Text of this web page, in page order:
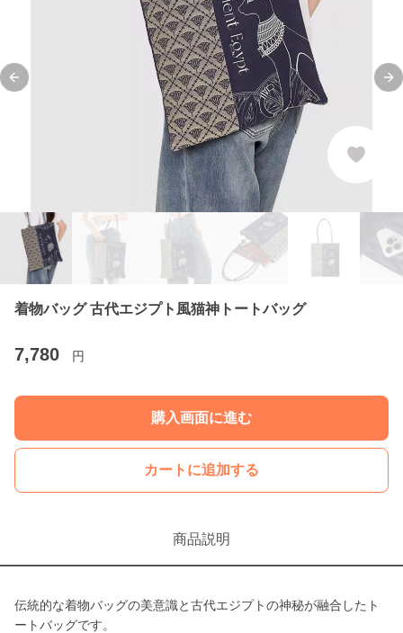
Previous slide
着物バッグ 古代エジプト風猫神トートバッグ
7,780 円
購入画面に進む
カートに追加する
商品説明
伝統的な着物バッグの美意識と古代エジプトの神秘が融合したト
ートバッグです。